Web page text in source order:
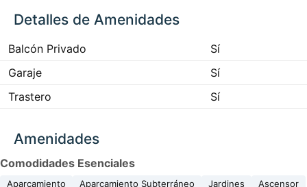
Detalles de Amenidades
Balcón Privado
Sí
Garaje
Sí
Trastero
Sí
Amenidades
Comodidades Esenciales
Aparcamiento Aparcamiento Subterráneo Jardines
Ascensor